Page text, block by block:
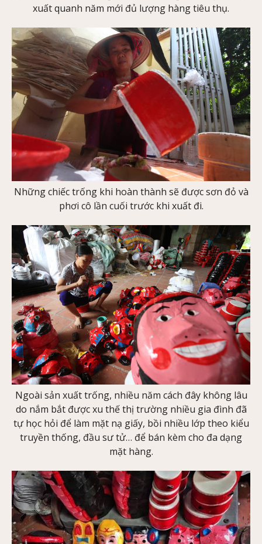
xuất quanh năm mới đủ lượng hàng tiêu thụ.
Những chiếc trống khi hoàn thành sẽ được sơn đỏ và
phơi cô lần cuối trước khi xuất đi.
Ngoài sản xuất trống, nhiều năm cách đây không lâu
do nắm bắt được xu thế thị trường nhiều gia đình đã
tự học hỏi để làm mặt nạ giấy, bồi nhiều lớp theo kiểu
truyền thống, đầu sư tử… để bán kèm cho đa dạng
mặt hàng.